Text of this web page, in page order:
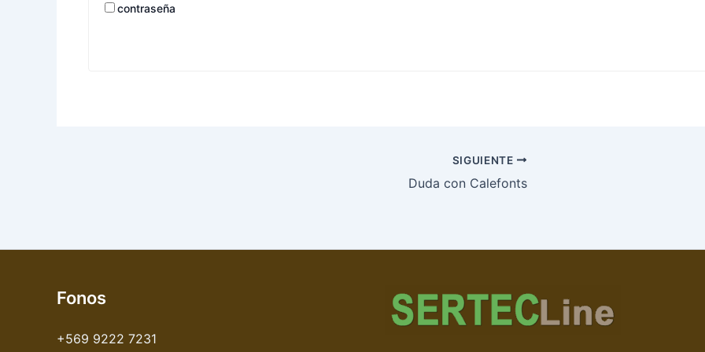
contraseña
SIGUIENTE
Duda con Calefonts
Fonos
+569 9222 7231